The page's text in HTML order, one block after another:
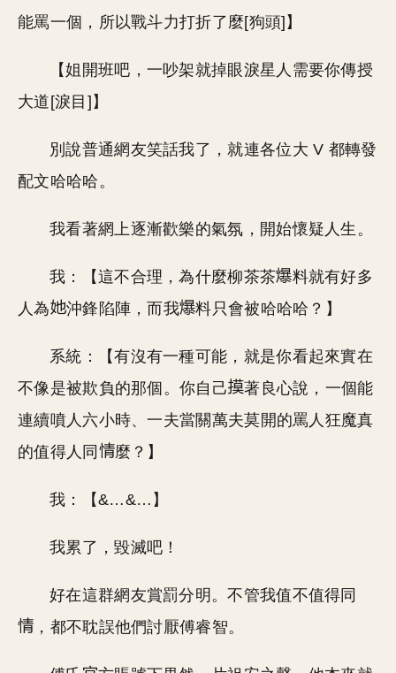
能罵一個，所以戰斗力打折了麼[狗頭]】
【姐開班吧，一吵架就掉眼淚星人需要你傳授
大道[淚目]】
別說普通網友笑話我了，就連各位大 V 都轉發
配文哈哈哈。
我看著網上逐漸歡樂的氣氛，開始懷疑人生。
我：【這不合理，為什麼柳茶茶
料就有好多
人為
沖鋒陷陣，而我 料只會被哈哈哈？】
系統：【有沒有一種可能，就是你看起來實在
不像是被欺負的那個。你自己
著良心說，一個能
連續噴人六小時、一夫當關萬夫莫開的罵人狂魔真
的值得人同
麼？】
我：【&…&…】
我累了，毀滅吧！
好在這群網友賞罰分明。不管我值不值得同
，都不耽誤他們討厭傅睿智。